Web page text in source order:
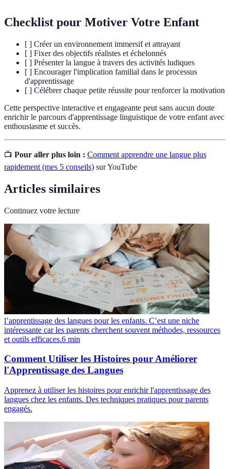
Checklist pour Motiver Votre Enfant
[ ] Créer un environnement immersif et attrayant
[ ] Fixer des objectifs réalistes et échelonnés
[ ] Présenter la langue à travers des activités ludiques
[ ] Encourager l'implication familial dans le processus
d'apprentissage
[ ] Célébrer chaque petite réussite pour renforcer la motivation
Cette perspective interactive et engageante peut sans aucun doute
enrichir le parcours d'apprentissage linguistique de votre enfant avec
enthousiasme et succès.
📺 Pour aller plus loin : Comment apprendre une langue plus
rapidement (mes 5 conseils) sur YouTube
Articles similaires
Continuez votre lecture
l’apprentissage des langues pour les enfants. C’est une niche
intéressante car les parents cherchent souvent méthodes, ressources
et outils efficaces.6 min
Comment Utiliser les Histoires pour Améliorer
l'Apprentissage des Langues
Apprenez à utiliser les histoires pour enrichir l'apprentissage des
langues chez les enfants. Des techniques pratiques pour parents
engagés.